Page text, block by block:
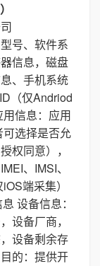
号、软件系
信息，磁盘
、手机系统
（仅Andriod
信息：应用
选择是否允
权同意），
、IMSI、
端采集）
设备信息：
设备厂商，
设备剩余存
的：提供开